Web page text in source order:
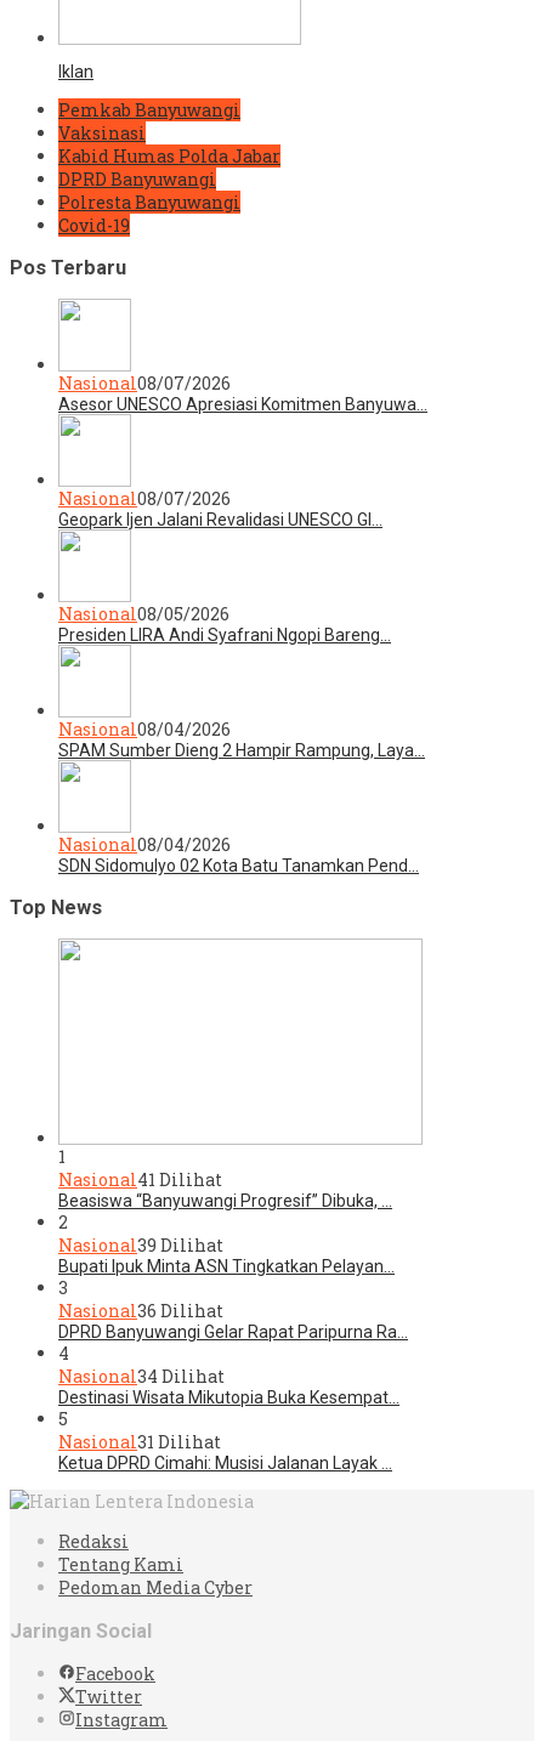
Iklan
Pemkab Banyuwangi
Vaksinasi
Kabid Humas Polda Jabar
DPRD Banyuwangi
Polresta Banyuwangi
Covid-19
Pos Terbaru
Nasional08/07/2026
Asesor UNESCO Apresiasi Komitmen Banyuwa…
Nasional08/07/2026
Geopark Ijen Jalani Revalidasi UNESCO Gl…
Nasional08/05/2026
Presiden LIRA Andi Syafrani Ngopi Bareng…
Nasional08/04/2026
SPAM Sumber Dieng 2 Hampir Rampung, Laya…
Nasional08/04/2026
SDN Sidomulyo 02 Kota Batu Tanamkan Pend…
Top News
1
Nasional41 Dilihat
Beasiswa “Banyuwangi Progresif” Dibuka, …
2
Nasional39 Dilihat
Bupati Ipuk Minta ASN Tingkatkan Pelayan…
3
Nasional36 Dilihat
DPRD Banyuwangi Gelar Rapat Paripurna Ra…
4
Nasional34 Dilihat
Destinasi Wisata Mikutopia Buka Kesempat…
5
Nasional31 Dilihat
Ketua DPRD Cimahi: Musisi Jalanan Layak …
Redaksi
Tentang Kami
Pedoman Media Cyber
Jaringan Social
Facebook
Twitter
Instagram